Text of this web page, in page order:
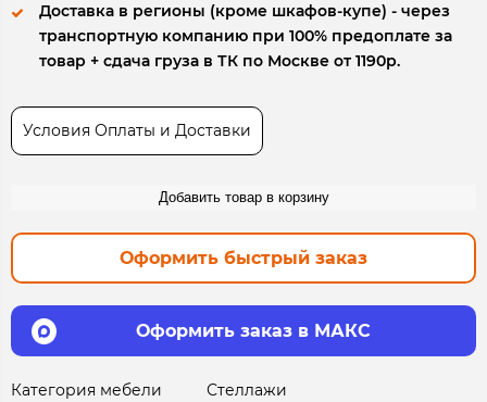
Доставка в регионы (кроме шкафов-купе) - через
транспортную компанию при 100% предоплате за
товар + сдача груза в ТК по Москве от 1190р.
Условия Оплаты и Доставки
Добавить товар в корзину
Оформить быстрый заказ
Оформить заказ в МАКС
Категория мебели
Стеллажи